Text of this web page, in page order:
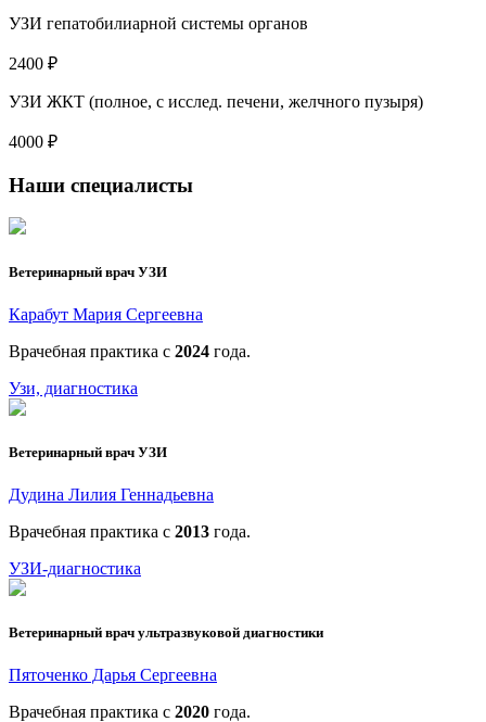
УЗИ гепатобилиарной системы органов
2400 ₽
УЗИ ЖКТ (полное, с исслед. печени, желчного пузыря)
4000 ₽
Наши специалисты
Ветеринарный врач УЗИ
Карабут Мария Сергеевна
Врачебная практика с 2024 года.
Узи, диагностика
Ветеринарный врач УЗИ
Дудина Лилия Геннадьевна
Врачебная практика с 2013 года.
УЗИ-диагностика
Ветеринарный врач ультразвуковой диагностики
Пяточенко Дарья Сергеевна
Врачебная практика с 2020 года.